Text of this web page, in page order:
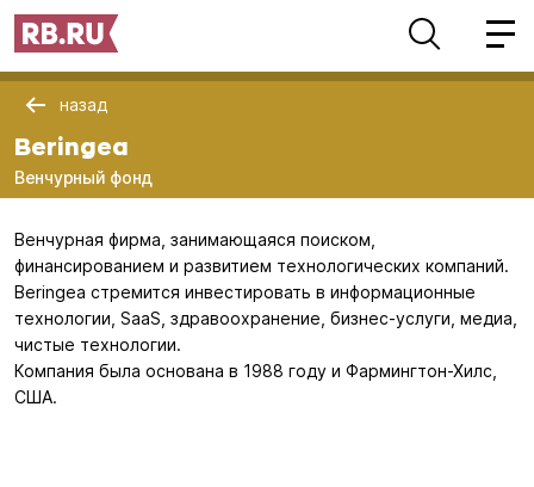
назад
Beringea
Венчурный фонд
Венчурная фирма, занимающаяся поиском,
финансированием и развитием технологических компаний.
Beringea стремится инвестировать в информационные
технологии, SaaS, здравоохранение, бизнес-услуги, медиа,
чистые технологии.
Компания была основана в 1988 году и Фармингтон-Хилс,
США.